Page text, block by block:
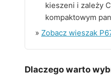
kieszeni i zależy
kompaktowym
» Zobacz wieszak
Dlaczego warto